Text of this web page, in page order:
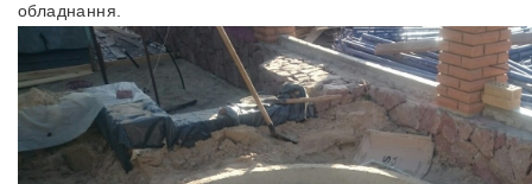
обладнання.